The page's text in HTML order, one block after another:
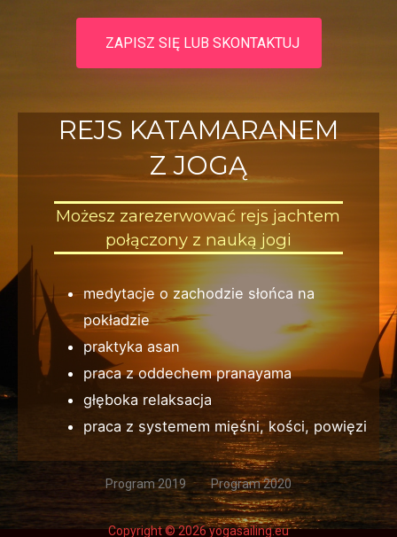
REJS KATAMARANEM
Z JOGĄ
Możesz zarezerwować rejs jachtem
połączony z nauką jogi
medytacje o zachodzie słońca na
pokładzie
praktyka asan
praca z oddechem pranayama
głęboka relaksacja
praca z systemem mięśni, kości, powięzi
ZAPISZ SIĘ LUB SKONTAKTUJ
Copyright © 2026 yogasailing.eu
Program 2019 Program 2020